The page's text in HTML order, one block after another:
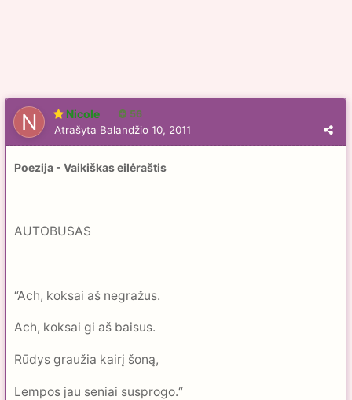
Nicole 56
Atrašyta Balandžio 10, 2011
Poezija - Vaikiškas eilėraštis
AUTOBUSAS
“Ach, koksai aš negražus.
Ach, koksai gi aš baisus.
Rūdys graužia kairį šoną,
Lempos jau seniai susprogo.“